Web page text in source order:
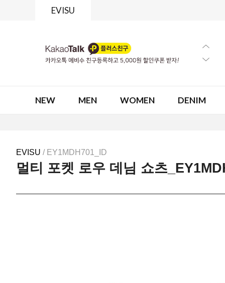
EVISU
NEW MEN WOMEN DENIM
EVISU / EY1MDH701_ID
멀티 포켓 로우 데님 쇼츠